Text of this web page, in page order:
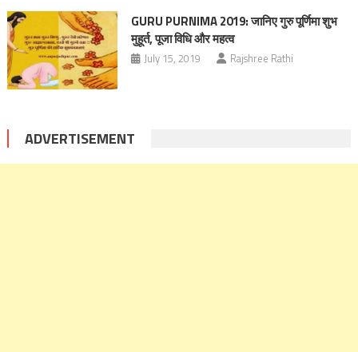
GURU PURNIMA 2019: जानिए गुरु पूर्णिमा शुभ
मुहूर्त, पूजा विधि और महत्व
July 15, 2019 Rajshree Rathi
ADVERTISEMENT